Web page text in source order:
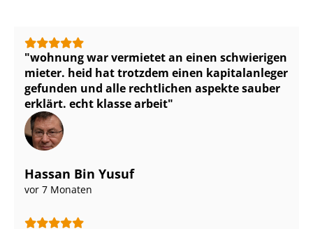
wohnung war vermietet an einen schwierigen
mieter. heid hat trotzdem einen kapitalanleger
gefunden und alle rechtlichen aspekte sauber
erklärt. echt klasse arbeit
Hassan Bin Yusuf
vor 7 Monaten